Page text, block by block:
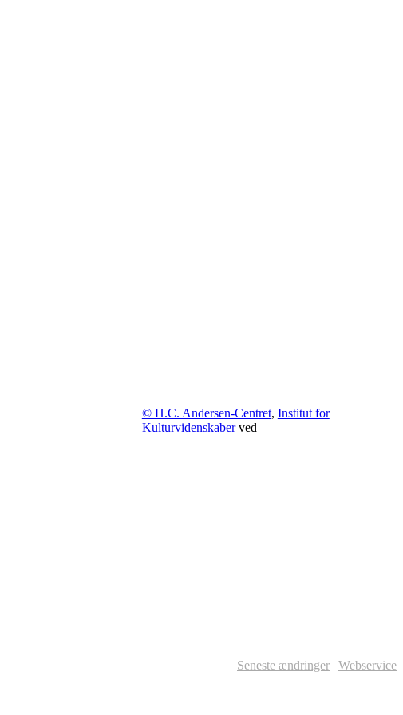
© H.C. Andersen-Centret, Institut for
Kulturvidenskaberved
Seneste ændringer | Webservice